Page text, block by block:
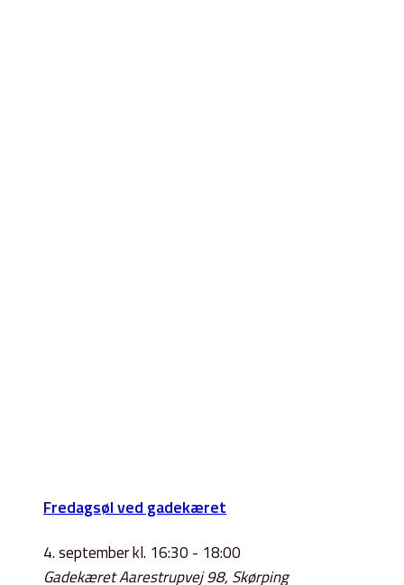
Fredagsøl ved gadekæret
4. september kl. 16:30 - 18:00
GadekæretAarestrupvej 98, Skørping